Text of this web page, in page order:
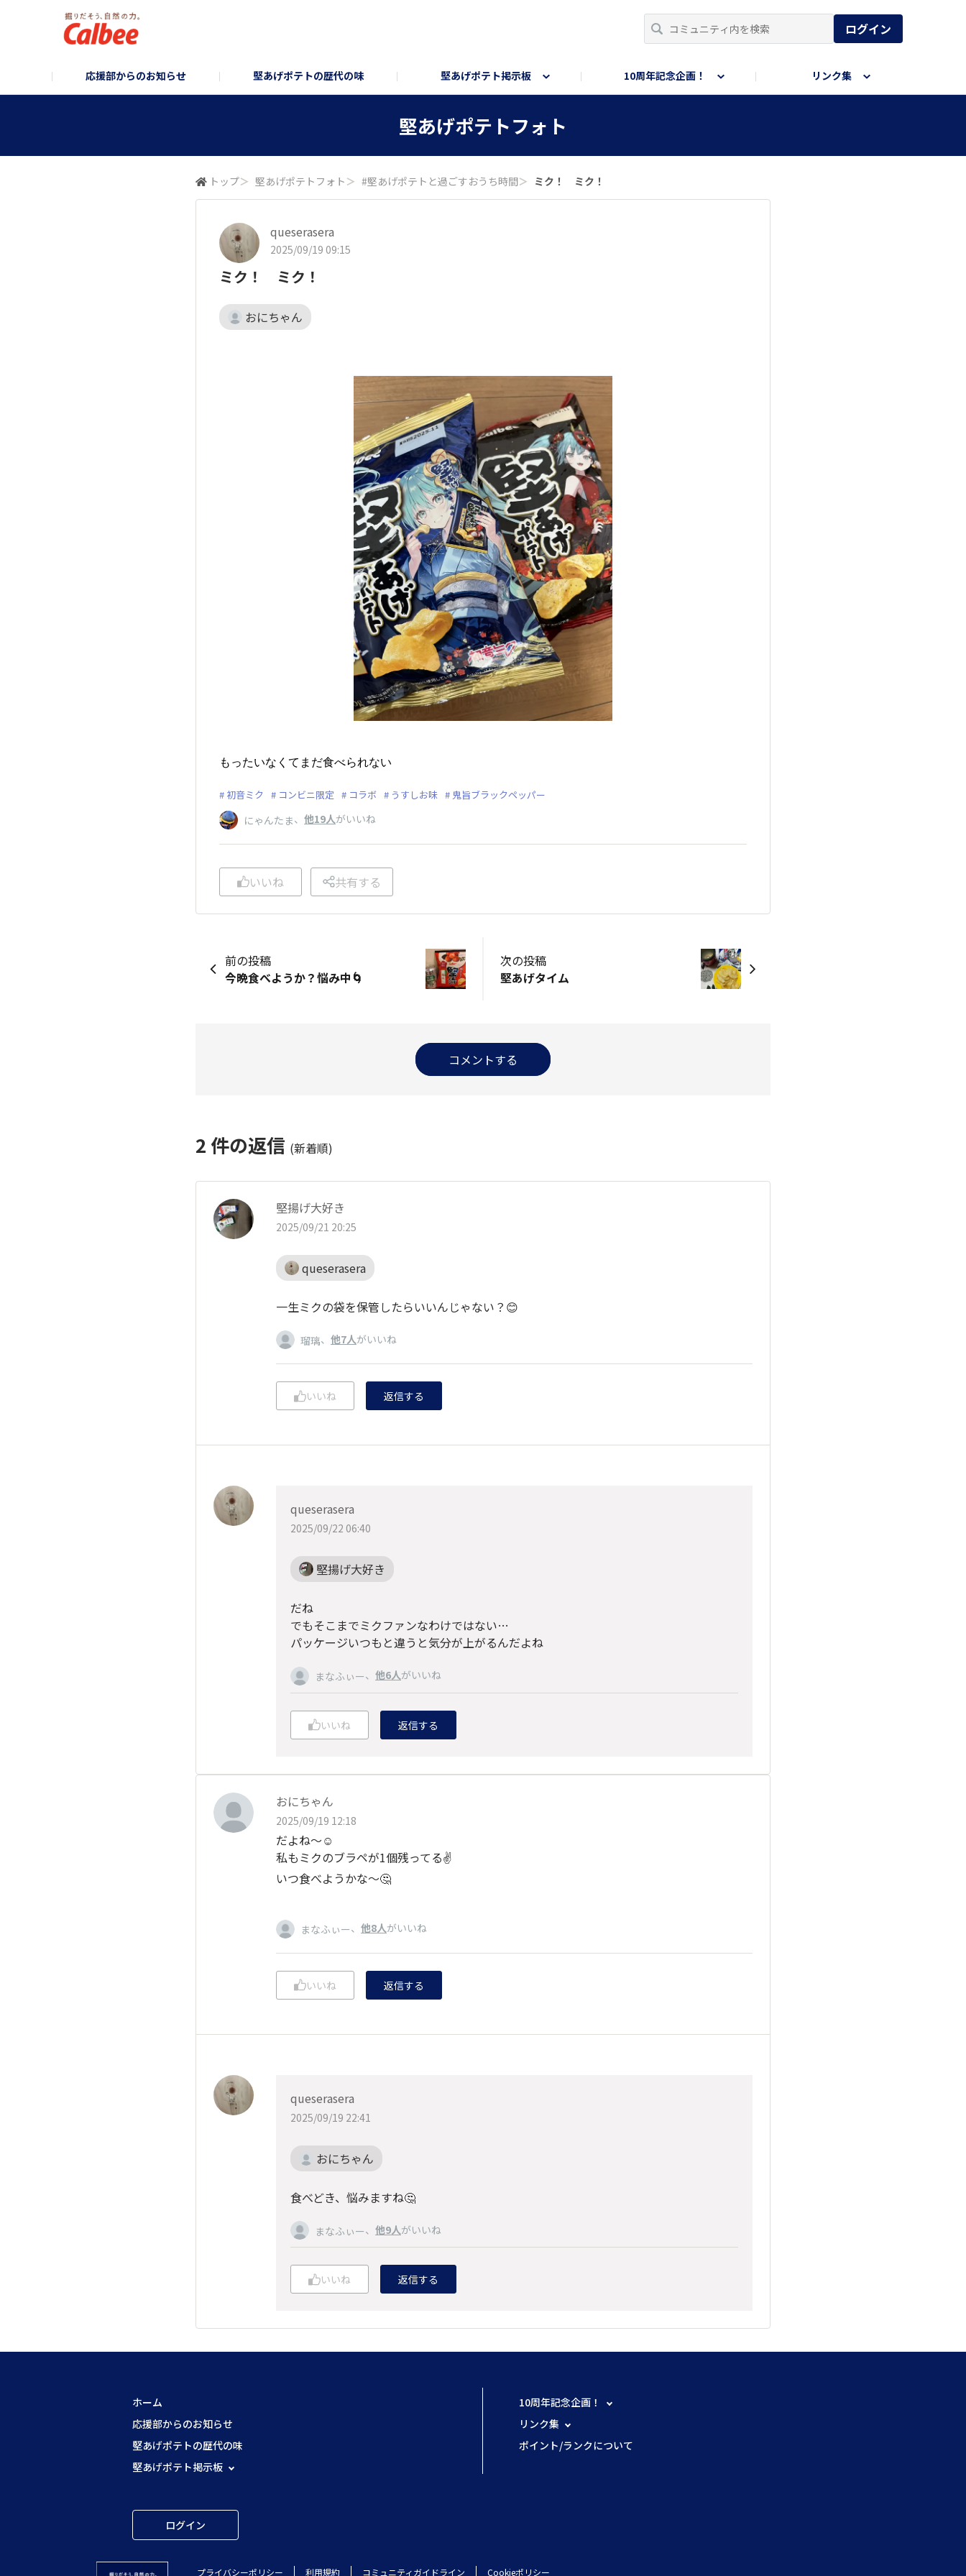
ログイン
応援部からのお知らせ 堅あげポテトの歴代の味 堅あげポテト掲示板 10周年記念企画！ リンク集
堅あげポテトフォト
トップ＞ 堅あげポテトフォト ＞ #堅あげポテトと過ごすおうち時間＞ ミク！ ミク！
queserasera
2025/09/19 09:15
ミク！ ミク！
おにちゃん
もったいなくてまだ食べられない
初音ミク コンビニ限定 コラボ うすしお味 鬼旨ブラックペッパー
にゃんたま、 他19人がいいね
いいね 共有する
前の投稿
今晩食べようか？悩み中🌀
次の投稿
堅あげタイム
コメントする
2 件の返信 (新着順)
堅揚げ大好き
2025/09/21 20:25
queserasera
一生ミクの袋を保管したらいいんじゃない？😊
瑠璃、 他7人がいいね
いいね 返信する
queserasera
2025/09/22 06:40
堅揚げ大好き
だね
でもそこまでミクファンなわけではない…
パッケージいつもと違うと気分が上がるんだよね
まなふぃー、 他6人がいいね
いいね 返信する
おにちゃん
2025/09/19 12:18
だよね～☺️
私もミクのブラペが1個残ってる✌️
いつ食べようかな〜🤔
まなふぃー、 他8人がいいね
いいね 返信する
queserasera
2025/09/19 22:41
おにちゃん
食べどき、悩みますね🤔
まなふぃー、 他9人がいいね
いいね 返信する
ホーム
応援部からのお知らせ
堅あげポテトの歴代の味
堅あげポテト掲示板
10周年記念企画！
リンク集
ポイント/ランクについて
ログイン
プライバシーポリシー 利用規約 コミュニティガイドライン Cookieポリシー